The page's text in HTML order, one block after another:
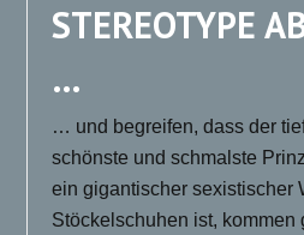
STEREOTYPE
…
… und begreifen, dass der
schönste und schmalste
ein gigantischer sexistischer
Stöckelschuhen ist, kommen